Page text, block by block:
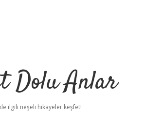
Dolu Anlar
ilgili neşeli hikayeler keşfet!